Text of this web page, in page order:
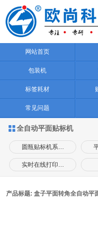
网站首页
包装机
标签耗材
常见问题
 全自动平面贴标机
圆瓶贴标机系…
实时在线打印…
产品标题: 盒子平面转角全自动平